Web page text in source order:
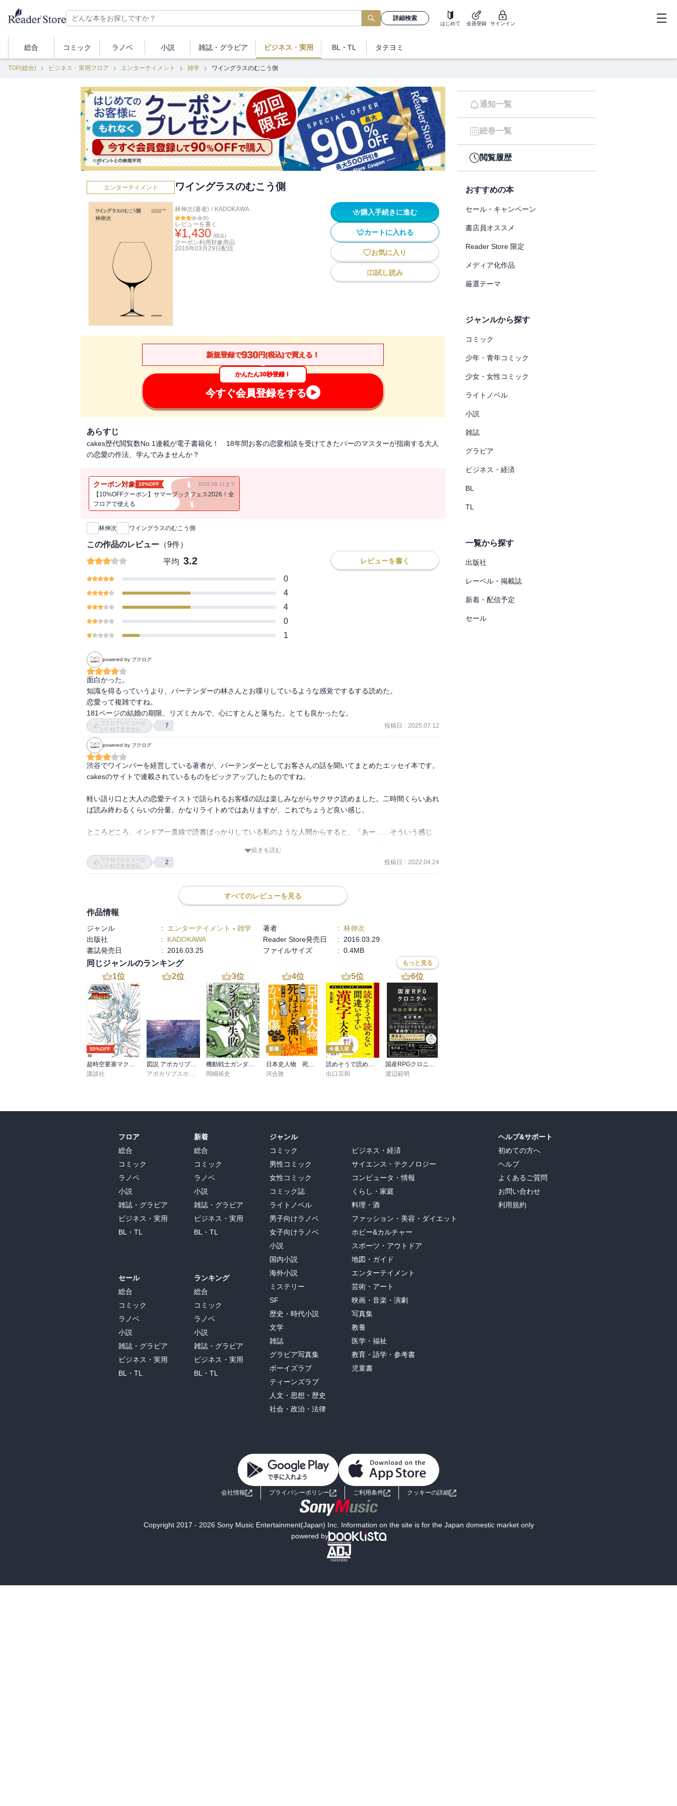
詳細検索
はじめて 会員登録 サインイン
総合 コミック ラノベ 小説 雑誌・ グラビア ビジネス ・実用 BL・TL タテヨミ
TOP(総合) ビジネス・実用フロア エンターテイメント 雑学 ワイングラスのむこう側
エンターテイメント ワイングラスのむこう側
林伸次(著者) / KADOKAWA
(9)
レビューを書く
¥1,430 (税込)
クーポン利用対象商品
2016年03月29日 配信
購入手続きに進む
カートに入れる
お気に入り
試し読み
新規登録で930円(税込)で買える！
かんたん30秒登録！
今すぐ会員登録をする
あらすじ
cakes歴代閲覧数No.1連載が電子書籍化！ 18年間お客の恋愛相談を受けてきたバーのマスターが指南する大人
の恋愛の作法、学んでみませんか？
クーポン対象 10%OFF 2026.08.11まで
【10%OFFクーポン】サマーブックフェス2026！全
フロアで使える
新刊通知
林伸次 ワイングラスのむこう側
この作品のレビュー （9件）
平均 3.2 レビューを書く
0
4
4
0
1
powered by ブクログ
面白かった。
知識を得るっていうより、バーテンダーの林さんとお喋りしているような感覚でするする読めた。
恋愛って複雑ですね。
181ページの結婚の期限、リズミカルで、心にすとんと落ちた。とても良かったな。
ブクログレビューは
いいねできません
7 投稿日 : 2025.07.12
powered by ブクログ
渋谷でワインバーを経営している著者が、バーテンダーとしてお客さんの話を聞いてまとめたエッセイ本です。
cakesのサイトで連載されているものをピックアップしたものですね。
軽い語り口と大人の恋愛テイストで語られるお客様の話は楽しみながらサクサク読めました。二時間くらいあれ
ば読み終わるくらいの分量。かなりライトめではありますが、これでちょうど良い感じ。
ところどころ、インドア一直線で読書ばっかりしている私のような人間からすると、「あー……そういう感じ
家庭壊さないでね」なんて絶対言いたくない……笑）
参考にするためではなく、楽しんで読んで、自分に必要なところだけ拾って、他は忘れるタイプの本ですね。
cakes のサイトをチラ見して、面白そうだなと思った方にはお薦めできるかな？
続きを読む
ブクログレビューは
いいねできません
2 投稿日 : 2022.04.24
すべてのレビューを見る
作品情報
ジャンル : エンターテイメント - 雑学 著者 : 林伸次
出版社
: KADOKAWA Reader Store発売日 :
2016.03.29
書誌発売日
: 2016.03.25 ファイルサイズ : 0.4MB
同じジャンルのランキング もっと見る
1位
50%OFF
超時空要塞マクロス超百科
講談社
2位
図説 アポカリプスホテル運営記録
アポカリプスホテル製作委員会
3位
機動戦士ガンダム ジオン軍事技術の系譜 ジオン軍の失敗 U.C.0079
岡嶋裕史
4位
新着
日本史人物 死ぬほど痛いかすり傷
河合敦
5位
今週入荷
読めそうで読めない間違いやすい漢字 大全
出口宗和
6位
国産RPGクロニクル 物語の革命者たち
渡辺範明
通知一覧
続巻一覧
閲覧履歴
おすすめの本
セール・キャンペーン
書店員オススメ
Reader Store 限定
メディア化作品
厳選テーマ
ジャンルから探す
コミック
少年・青年コミック
少女・女性コミック
ライトノベル
小説
雑誌
グラビア
ビジネス・経済
BL
TL
一覧から探す
出版社
レーベル・掲載誌
新着・配信予定
セール
フロア
総合
コミック
ラノベ
小説
雑誌・グラビア
ビジネス・実用
BL・TL
セール
総合
コミック
ラノベ
小説
雑誌・グラビア
ビジネス・実用
BL・TL
新着
総合
コミック
ラノベ
小説
雑誌・グラビア
ビジネス・実用
BL・TL
ランキング
総合
コミック
ラノベ
小説
雑誌・グラビア
ビジネス・実用
BL・TL
ジャンル
コミック
男性コミック
女性コミック
コミック誌
ライトノベル
男子向けラノベ
女子向けラノベ
小説
国内小説
海外小説
ミステリー
SF
歴史・時代小説
文学
雑誌
グラビア写真集
ボーイズラブ
ティーンズラブ
人文・思想・歴史
社会・政治・法律
ビジネス・経済
サイエンス・テクノロジー
コンピュータ・情報
くらし・家庭
料理・酒
ファッション・美容・ダイエット
ホビー&カルチャー
スポーツ・アウトドア
地図・ガイド
エンターテイメント
芸術・アート
映画・音楽・演劇
写真集
教養
医学・福祉
教育・語学・参考書
児童書
ヘルプ&サポート
初めての方へ
ヘルプ
よくあるご質問
お問い合わせ
利用規約
会社情報 プライバシーポリシー ご利用条件 クッキーの詳細
Copyright 2017 - 2026 Sony Music Entertainment(Japan) Inc. Information on the site is for the Japan domestic market only
powered by